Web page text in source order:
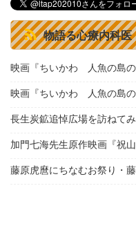
物語る心療内科
映画『ちいかわ 人魚の島
映画『ちいかわ 人魚の島
長生炭鉱追悼広場を訪ねて
加門七海先生原作映画『祝
藤原虎麿にちなむお祭り・